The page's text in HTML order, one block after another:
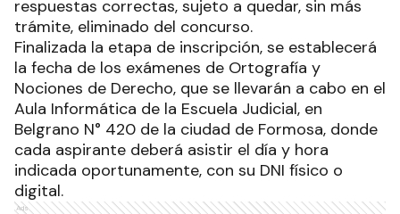
respuestas correctas, sujeto a quedar, sin más
trámite, eliminado del concurso.
Finalizada la etapa de inscripción, se establecerá
la fecha de los exámenes de Ortografía y
Nociones de Derecho, que se llevarán a cabo en el
Aula Informática de la Escuela Judicial, en
Belgrano N° 420 de la ciudad de Formosa, donde
cada aspirante deberá asistir el día y hora
indicada oportunamente, con su DNI físico o
digital.
Ads